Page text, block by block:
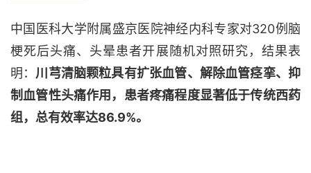
中国医科大学附属盛京医院神经内科专家对320例脑
梗死后头痛、头晕患者开展 随机对照研究，结果表
明 ： 川芎清脑颗粒具有扩张血管、解除血管痉挛、抑
制血管性头痛作用 ， 患者疼痛程度显著低于传统西药
组，总有效率达86.9%。